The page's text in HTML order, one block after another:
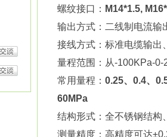
螺纹接口： M14*1.5,
输出方式：二线制电流输
接线方式：标准电缆输出
量程范围：从-100KPa-
常用量程： 0.25、 0.4、
60MPa
结构形式：全不锈钢结构
测量精度：高精度可达